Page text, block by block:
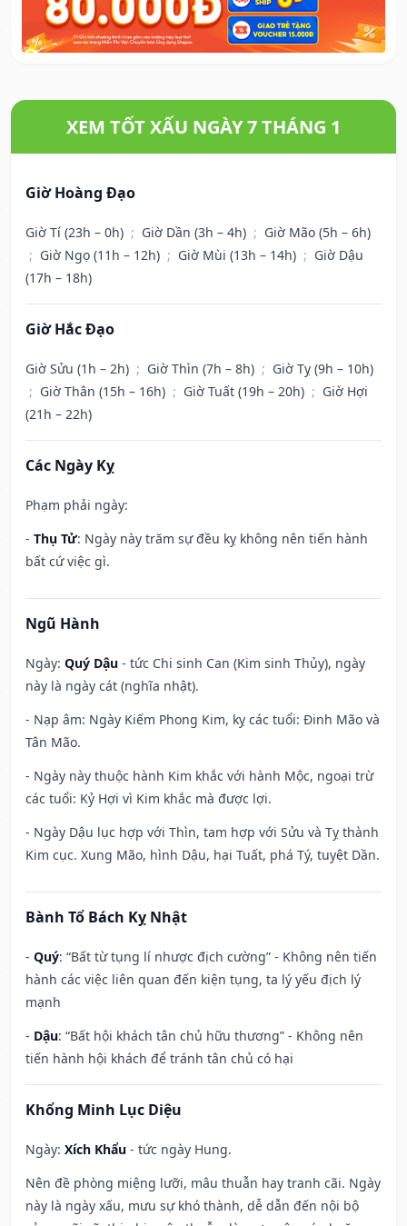
XEM TỐT XẤU NGÀY 7 THÁNG 1
Giờ Hoàng Đạo
Giờ Tí (23h – 0h) ; Giờ Dần (3h – 4h) ; Giờ Mão (5h – 6h)
; Giờ Ngọ (11h – 12h) ; Giờ Mùi (13h – 14h) ; Giờ Dậu
(17h – 18h)
Giờ Hắc Đạo
Giờ Sửu (1h – 2h) ; Giờ Thìn (7h – 8h) ; Giờ Tỵ (9h – 10h)
; Giờ Thân (15h – 16h) ; Giờ Tuất (19h – 20h) ; Giờ Hợi
(21h – 22h)
Các Ngày Kỵ
Phạm phải ngày:
- Thụ Tử: Ngày này trăm sự đều kỵ không nên tiến hành
bất cứ việc gì.
Ngũ Hành
Ngày: Quý Dậu - tức Chi sinh Can (Kim sinh Thủy), ngày
này là ngày cát (nghĩa nhật).
- Nạp âm: Ngày Kiếm Phong Kim, kỵ các tuổi: Đinh Mão và
Tân Mão.
- Ngày này thuộc hành Kim khắc với hành Mộc, ngoại trừ
các tuổi: Kỷ Hợi vì Kim khắc mà được lợi.
- Ngày Dậu lục hợp với Thìn, tam hợp với Sửu và Tỵ thành
Kim cục. Xung Mão, hình Dậu, hại Tuất, phá Tý, tuyệt Dần.
Bành Tổ Bách Kỵ Nhật
- Quý: “Bất từ tụng lí nhược địch cường” - Không nên tiến
hành các việc liên quan đến kiện tụng, ta lý yếu địch lý
mạnh
- Dậu: “Bất hội khách tân chủ hữu thương” - Không nên
tiến hành hội khách để tránh tân chủ có hại
Khổng Minh Lục Diệu
Ngày: Xích Khẩu - tức ngày Hung.
Nên đề phòng miệng lưỡi, mâu thuẫn hay tranh cãi. Ngày
này là ngày xấu, mưu sự khó thành, dễ dẫn đến nội bộ